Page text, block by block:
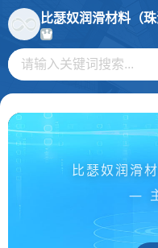
比瑟奴润滑材料（
比瑟奴润滑
—